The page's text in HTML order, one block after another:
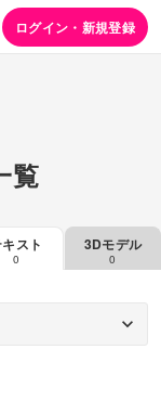
ログイン・新規登録
覧
スト
0
3Dモデル
0